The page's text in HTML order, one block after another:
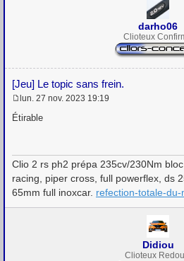
darho06
Clioteux
[Jeu] Le topic sans frein.
e
g
e
lun. 27 nov. 2023 19:19
Étirable
Clio 2 rs ph2 prépa 235cv/230Nm
racing, piper cross, full powerflex, ds
65mm full inoxcar. refection-totale-du-
Didiou
Clioteux